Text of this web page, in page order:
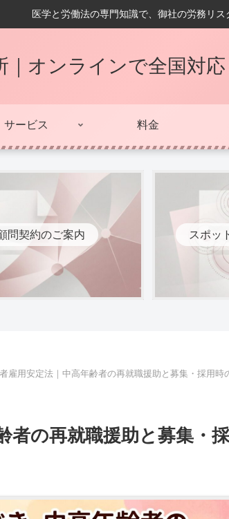
医学と労働法の専門知識で、御社の労務リス
｜オンラインで全国対
サービス 料金
問契約のご案内 スポッ
雇用安定法｜中高年齢者の再就職援助と募集・採用時
者の再就職援助と募集・